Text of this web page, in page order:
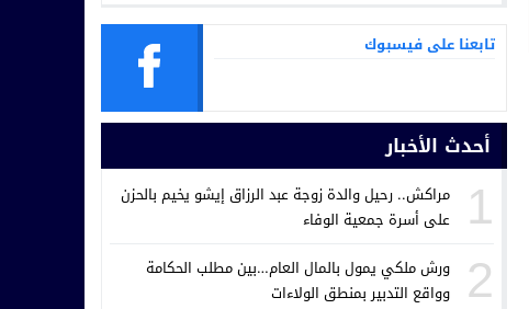
تابعنا على فيسبوك
أحدث الأخبار
1
مراكش.. رحيل والدة زوجة عبد الرزاق إيشو يخيم بالحزن
على أسرة جمعية الوفاء
2
ورش ملكي يمول بالمال العام…بين مطلب الحكامة
وواقع التدبير بمنطق الولاءات